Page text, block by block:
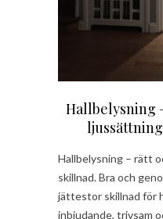
Hallbelysning
Hallbelysning – rätt
skillnad. Bra och
jättestor skillnad för
inbjudande, trivsam